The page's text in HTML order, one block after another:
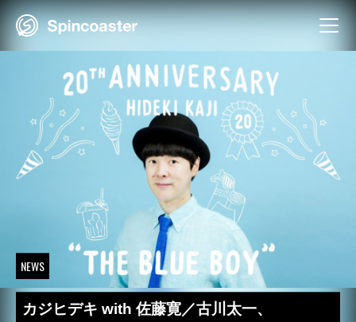
Skip
NEWS
カジヒデキ with 佐藤寛／古川太一、